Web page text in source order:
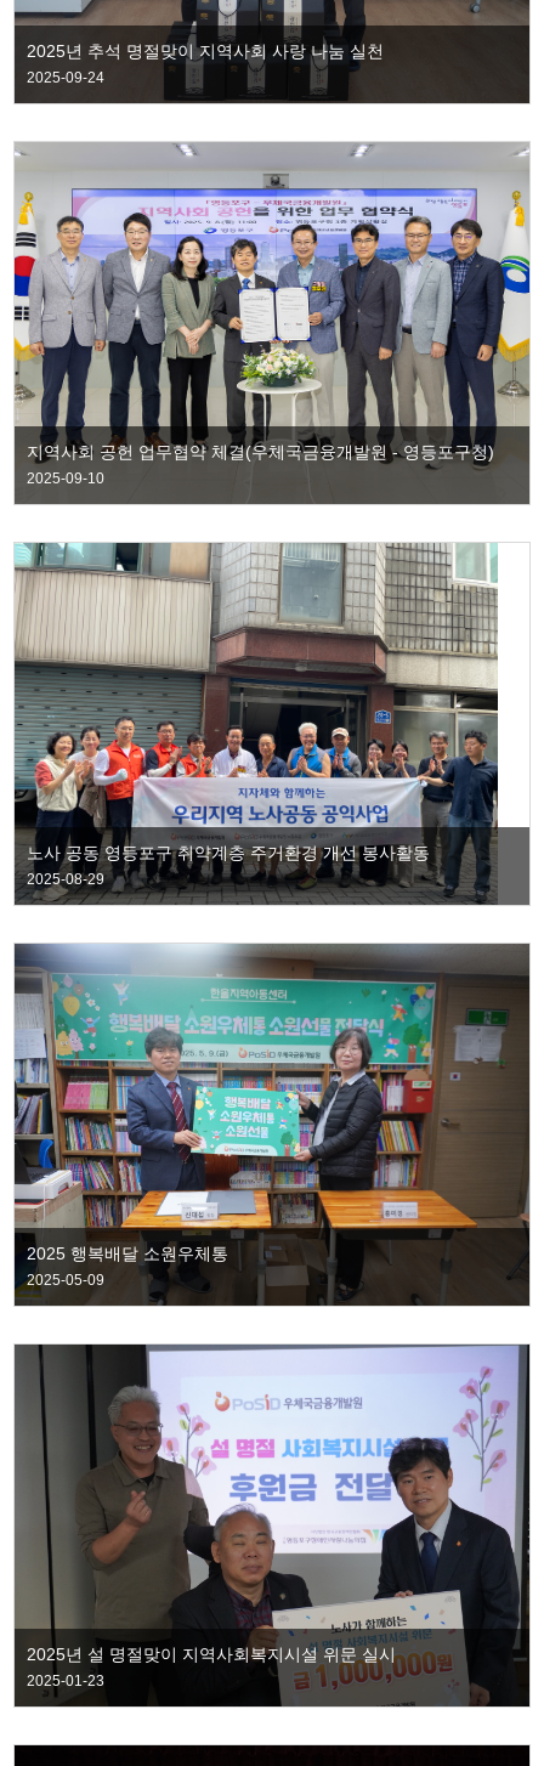
2025년 추석 명절맞이 지역사회 사랑 나눔 실천
2025-09-24
지역사회 공헌 업무협약 체결(우체국금융개발원 - 영등포구청)
2025-09-10
노사 공동 영등포구 취약계층 주거환경 개선 봉사활동
2025-08-29
2025 행복배달 소원우체통
2025-05-09
2025년 설 명절맞이 지역사회복지시설 위문 실시
2025-01-23